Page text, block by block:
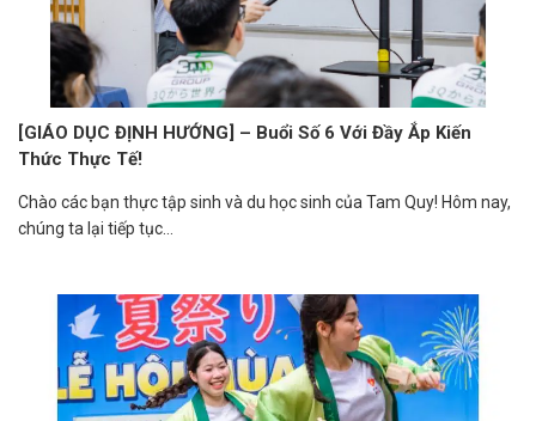
[GIÁO DỤC ĐỊNH HƯỚNG] – Buổi Số 6 Với Đầy Ắp Kiến
Thức Thực Tế!
Chào các bạn thực tập sinh và du học sinh của Tam Quy! Hôm nay,
chúng ta lại tiếp tục...